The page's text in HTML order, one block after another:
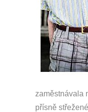
zaměstnávala
přísně